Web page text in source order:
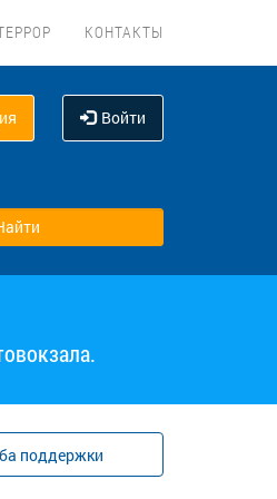
КОНТАКТЫ
Войти
поддержки